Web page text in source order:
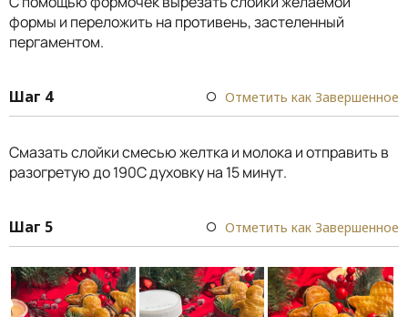
формы и переложить на противень, застеленный
пергаментом.
Шаг 4 Отметить как Завершенное
Смазать слойки смесью желтка и молока и отправить в
разогретую до 190С духовку на 15 минут.
Шаг 5 Отметить как Завершенное